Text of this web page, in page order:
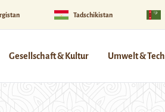
Tadschikistan
Gesellschaft & Kultur Umwelt &